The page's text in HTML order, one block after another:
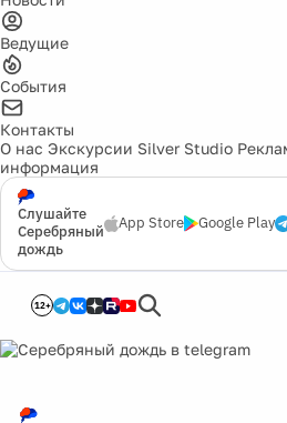
Ведущие
События
Контакты
О нас Экскурсии Silver Studio
информация
Слушайте
Серебряный
дождь
App Store Google Play
12+